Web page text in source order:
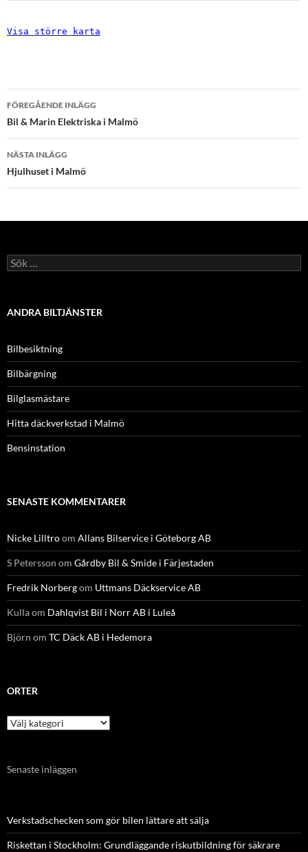
Visa större karta
Inläggsnavigering
FÖREGÅENDE INLÄGG
Bil & Marin Elektriska i Malmö
NÄSTA INLÄGG
Hjulhuset i Malmö
Sök
efter:
ANDRA BILTJÄNSTER
Bilbesiktning
Bilbärgning
Bilglasmästare
Hitta däckverkstad i Malmö
Bensinstation
SENASTE KOMMENTARER
Nicke Lilltroom Allans Bilservice i Göteborg AB
S Petersson om Gårdby Bil & Smide i Färjestaden
Fredrik Norbergom Uttmans Däckservice AB
Kullaom Dahlqvist Bil i Norr AB i Luleå
Björn om TC Däck AB i Hedemora
ORTER
Orter
Senaste inläggen
Verkstadschecken som gör bilen lättare att sälja
Riskettan i Stockholm: Grundläggande riskutbildning för säkrare